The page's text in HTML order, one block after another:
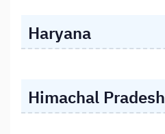
Haryana
Himachal Pradesh